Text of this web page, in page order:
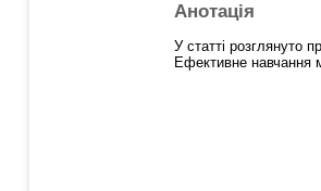
Анотація
У статті розглянуто
Ефективне навчання